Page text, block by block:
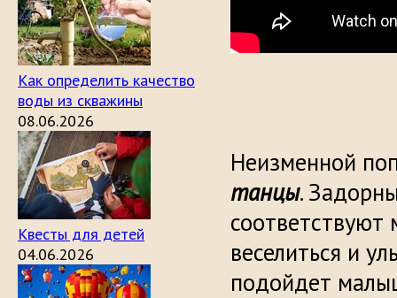
Как определить качество
воды из скважины
08.06.2026
Квесты для детей
04.06.2026
Неизменной
танцы.
веселиться и
подойдет